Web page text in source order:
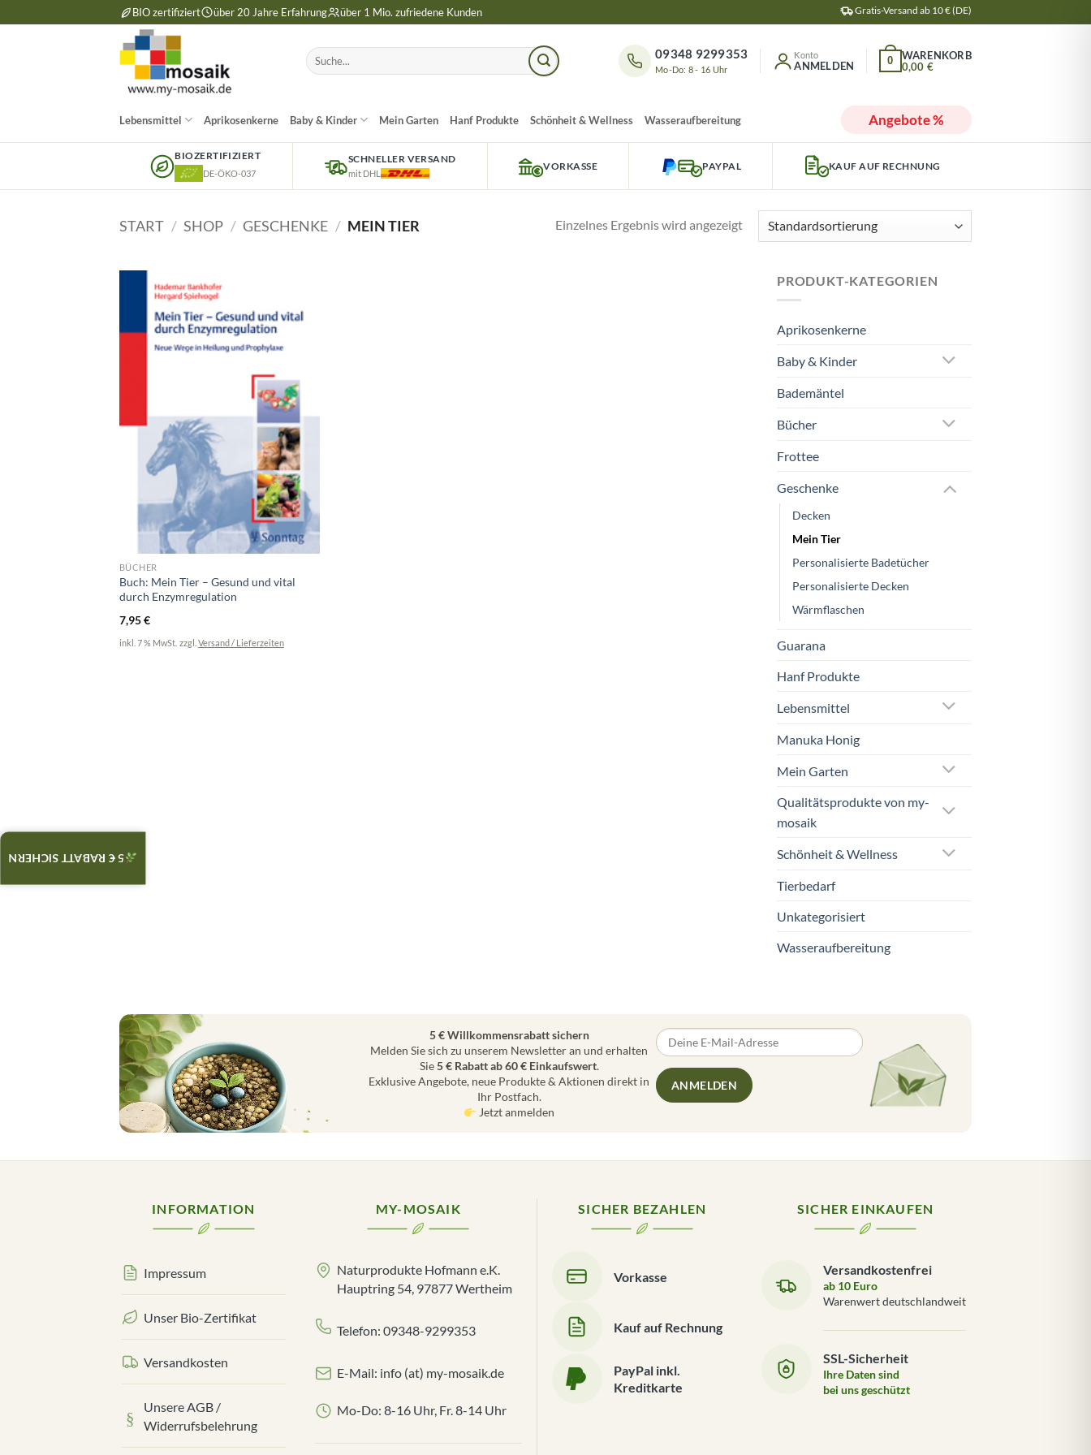
Inhalt
BIO zertifiziert über 20 Jahre Erfahrung über 1 Mio. zufriedene Kunden Gratis-Versand ab 10 € (DE)
Suchen
nach:
Mo-Do: 8 - 16 Uhr
09348 9299353
ANMELDEN 0,00 €
0
Lebensmittel Aprikosenkerne Baby & Kinder Mein Garten Hanf Produkte Schönheit & Wellness Wasseraufbereitung Angebote %
BIOZERTIFIZIERT
DE-ÖKO-037
SCHNELLER VERSAND
mit DHL
VORKASSE PAYPAL KAUF AUF RECHNUNG
START / SHOP / GESCHENKE / MEIN TIER Einzelnes Ergebnis wird angezeigt
BÜCHER
Buch: Mein Tier – Gesund und vital
durch Enzymregulation
7,95€
inkl. 7 % MwSt. zzgl. Versand / Lieferzeiten
PRODUKT-KATEGORIEN
Aprikosenkerne
Baby & Kinder
Bademäntel
Bücher
Frottee
Geschenke
Decken
Mein Tier
Personalisierte Badetücher
Personalisierte Decken
Wärmflaschen
Guarana
Hanf Produkte
Lebensmittel
Manuka Honig
Mein Garten
Qualitätsprodukte von my-
mosaik
Schönheit & Wellness
Tierbedarf
Unkategorisiert
Wasseraufbereitung
5 € Willkommensrabatt sichern
Melden Sie sich zu unserem Newsletter an und erhalten
Sie5 € Rabatt ab 60 € Einkaufswert.
Exklusive Angebote, neue Produkte & Aktionen direkt in
Ihr Postfach.
Jetzt anmelden
ANMELDEN
INFORMATION
Impressum
Unser Bio-Zertifikat
Versandkosten
Unsere AGB /
Widerrufsbelehrung
MY-MOSAIK
Naturprodukte Hofmann e.K.
Hauptring 54, 97877 Wertheim
Telefon: 09348-9299353
E-Mail: info (at) my-mosaik.de
Mo-Do: 8-16 Uhr, Fr. 8-14 Uhr
SICHER BEZAHLEN
Vorkasse
Kauf auf Rechnung
PayPal inkl.
Kreditkarte
SICHER EINKAUFEN
Versandkostenfrei
ab 10 Euro
Warenwert deutschlandweit
SSL-Sicherheit
Ihre Daten sind
bei uns geschützt
5 € RABATT SICHERN